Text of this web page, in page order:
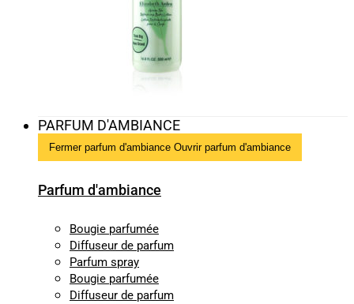
PARFUM D'AMBIANCE
Fermer parfum d'ambiance Ouvrir parfum d'ambiance
Parfum d'ambiance
Bougie parfumée
Diffuseur de parfum
Parfum spray
Bougie parfumée
Diffuseur de parfum